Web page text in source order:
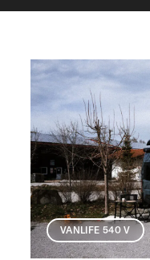
VANLIFE 540 V